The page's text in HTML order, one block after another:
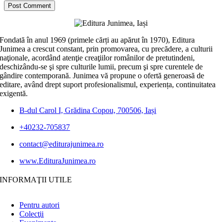
Fondată în anul 1969 (primele cărți au apărut în 1970), Editura
Junimea a crescut constant, prin promovarea, cu precădere, a culturii
naţionale, acordând atenţie creaţiilor românilor de pretutindeni,
deschizându-se şi spre culturile lumii, precum şi spre curentele de
gândire contemporană. Junimea vă propune o ofertă generoasă de
editare, având drept suport profesionalismul, experiența, continuitatea
exigentă.
B-dul Carol I, Grădina Copou, 700506, Iași
+40232-705837
contact@editurajunimea.ro
www.EdituraJunimea.ro
INFORMAŢII UTILE
Pentru autori
Colecţii